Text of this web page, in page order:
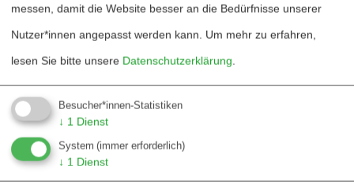
Bestellen
Fördern
Jubiläum 40 Jahre
messen, damit die Website besser an die Bedürfnisse unserer
Nutzer*innen angepasst werden kann. Um mehr zu erfahren,
lesen Sie bitte unsere Datenschutzerklärung.
Besucher*innen-Statistiken
↓ 1 Dienst
System (immer erforderlich)
↓ 1 Dienst